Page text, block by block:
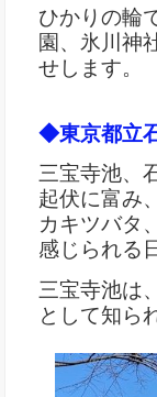
ひかりの輪
園、氷川神
せします。
◆東京都立
三宝寺池、
起伏に富み
カキツバタ
感じられる
三宝寺池は
として知ら